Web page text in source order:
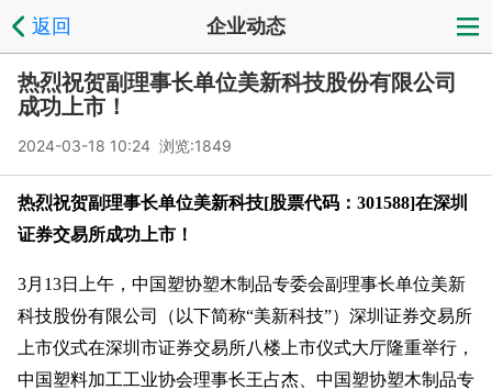
返回 企业动态
热烈祝贺副理事长单位美新科技股份有限公司
成功上市！
2024-03-18 10:24 浏览:1849
热烈祝贺副理事长单位美新科技[股票代码：301588]在深圳
证券交易所成功上市！
3月13日上午，中国塑协塑木制品专委会副理事长单位美新
科技股份有限公司（以下简称“美新科技”）深圳证券交易所
上市仪式在深圳市证券交易所八楼上市仪式大厅隆重举行，
中国塑料加工工业协会理事长王占杰、中国塑协塑木制品专